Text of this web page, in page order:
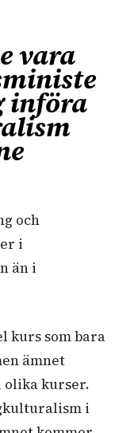
vara
införa
och
i
än i
kurs som bara
ämnet
olika kurser.
i